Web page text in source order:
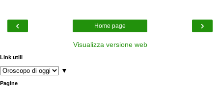
‹ ›
Home page
Visualizza versione web
Link utili
▼
Pagine